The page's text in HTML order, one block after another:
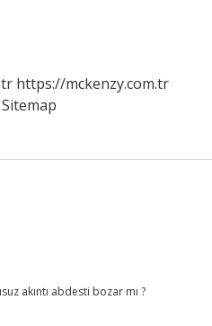
https://mckenzy.com.tr
Sitemap
akıntı abdesti bozar mı ?